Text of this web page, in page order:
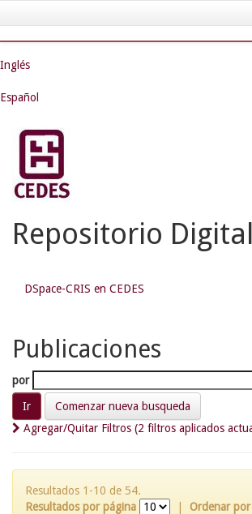
navigation
Inglés
Español
Repositorio Digital
DSpace-CRIS en CEDES
Publicaciones
por
Comenzar nueva busqueda
Agregar/Quitar Filtros (2 filtros aplicados
Resultados 1-10 de 54.
Resultados por página
Ordenar por